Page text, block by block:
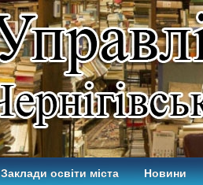
Заклади освіти міста Новини